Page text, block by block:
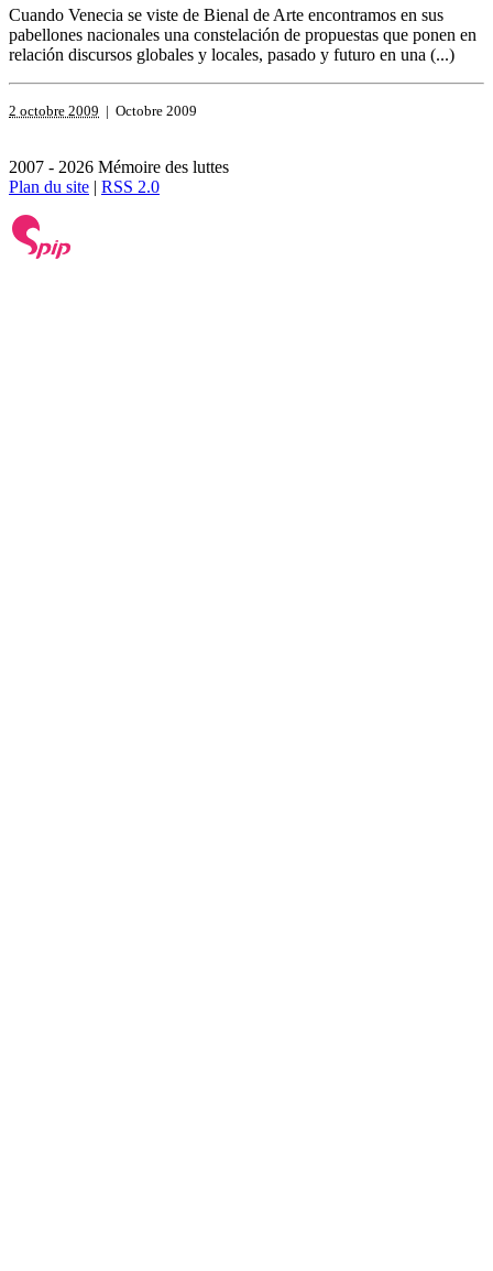
Cuando Venecia se viste de Bienal de Arte encontramos en sus
pabellones nacionales una constelación de propuestas que ponen en
relación discursos globales y locales, pasado y futuro en una (...)
2 octobre 2009 | Octobre 2009
2007 - 2026 Mémoire des luttes
Plan du site | RSS 2.0